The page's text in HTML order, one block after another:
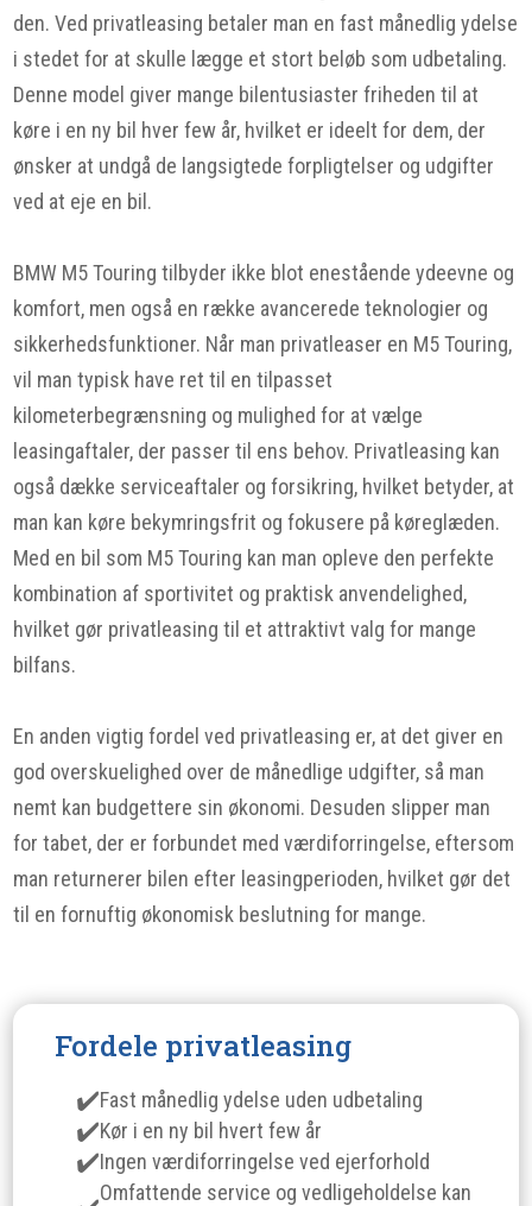
den. Ved privatleasing betaler man en fast månedlig ydelse
i stedet for at skulle lægge et stort beløb som udbetaling.
Denne model giver mange bilentusiaster friheden til at
køre i en ny bil hver few år, hvilket er ideelt for dem, der
ønsker at undgå de langsigtede forpligtelser og udgifter
ved at eje en bil.
BMW M5 Touring tilbyder ikke blot enestående ydeevne og
komfort, men også en række avancerede teknologier og
sikkerhedsfunktioner. Når man privatleaser en M5 Touring,
vil man typisk have ret til en tilpasset
kilometerbegrænsning og mulighed for at vælge
leasingaftaler, der passer til ens behov. Privatleasing kan
også dække serviceaftaler og forsikring, hvilket betyder, at
man kan køre bekymringsfrit og fokusere på køreglæden.
Med en bil som M5 Touring kan man opleve den perfekte
kombination af sportivitet og praktisk anvendelighed,
hvilket gør privatleasing til et attraktivt valg for mange
bilfans.
En anden vigtig fordel ved privatleasing er, at det giver en
god overskuelighed over de månedlige udgifter, så man
nemt kan budgettere sin økonomi. Desuden slipper man
for tabet, der er forbundet med værdiforringelse, eftersom
man returnerer bilen efter leasingperioden, hvilket gør det
til en fornuftig økonomisk beslutning for mange.
Fordele privatleasing
Fast månedlig ydelse uden udbetaling
Kør i en ny bil hvert few år
Ingen værdiforringelse ved ejerforhold
Omfattende service og vedligeholdelse kan